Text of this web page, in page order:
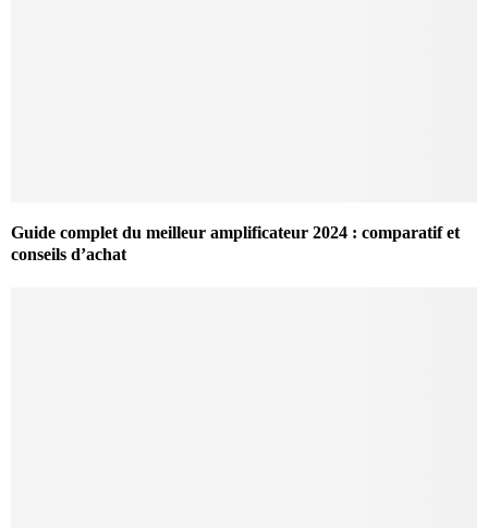
Guide complet du meilleur amplificateur 2024 : comparatif et
conseils d’achat